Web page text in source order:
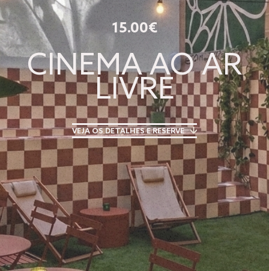
15.00€
CINEMA AO AR
LIVRE
VEJA OS DETALHES E RESERVE